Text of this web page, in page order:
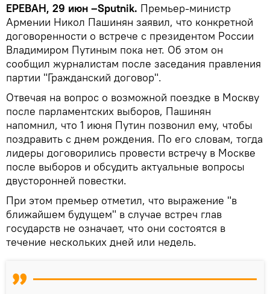
ЕРЕВАН, 29 июн –Sputnik. Премьер-министр
Армении Никол Пашинян заявил, что конкретной
договоренности о встрече с президентом России
Владимиром Путиным пока нет. Об этом он
сообщил журналистам после заседания правления
партии "Гражданский договор".
Отвечая на вопрос о возможной поездке в Москву
после парламентских выборов, Пашинян
напомнил, что 1 июня Путин позвонил ему, чтобы
поздравить с днем рождения. По его словам, тогда
лидеры договорились провести встречу в Москве
после выборов и обсудить актуальные вопросы
двусторонней повестки.
При этом премьер отметил, что выражение "в
ближайшем будущем" в случае встреч глав
государств не означает, что они состоятся в
течение нескольких дней или недель.